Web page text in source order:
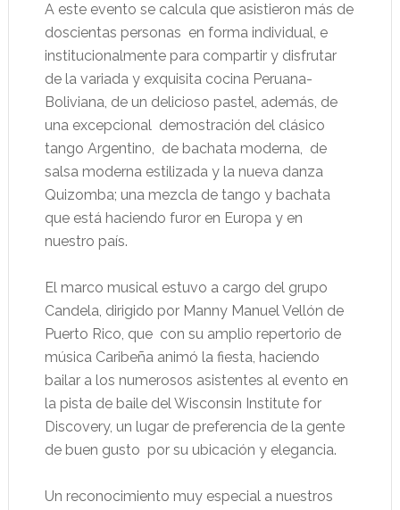
A este evento se calcula que asistieron más de
doscientas personas en forma individual, e
institucionalmente para compartir y disfrutar
de la variada y exquisita cocina Peruana-
Boliviana, de un delicioso pastel, además, de
una excepcional demostración del clásico
tango Argentino, de bachata moderna, de
salsa moderna estilizada y la nueva danza
Quizomba; una mezcla de tango y bachata
que está haciendo furor en Europa y en
nuestro país.
El marco musical estuvo a cargo del grupo
Candela, dirigido por Manny Manuel Vellón de
Puerto Rico, que con su amplio repertorio de
música Caribeña animó la fiesta, haciendo
bailar a los numerosos asistentes al evento en
la pista de baile del Wisconsin Institute for
Discovery, un lugar de preferencia de la gente
de buen gusto por su ubicación y elegancia.
Un reconocimiento muy especial a nuestros